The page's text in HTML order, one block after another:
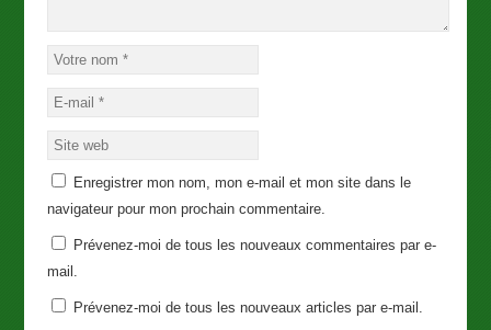
Enregistrer mon nom, mon e-mail et mon site dans le
navigateur pour mon prochain commentaire.
Prévenez-moi de tous les nouveaux commentaires par e-
mail.
Prévenez-moi de tous les nouveaux articles par e-mail.